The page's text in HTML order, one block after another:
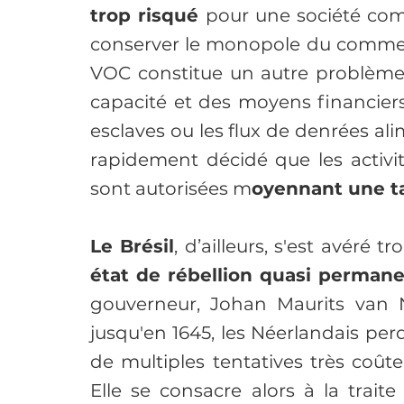
trop risqué pour une société
conserver le monopole du
VOC constitue un autre
capacité et des moyens
esclaves ou les flux de denrées
rapidement décidé que les
sont autorisées moyennant une
Le Brésil
état de rébellion quasi
gouverneur, Johan Maurits van
jusqu'en 1645, les Néerlandais
de multiples tentatives très
Elle se consacre alors à la